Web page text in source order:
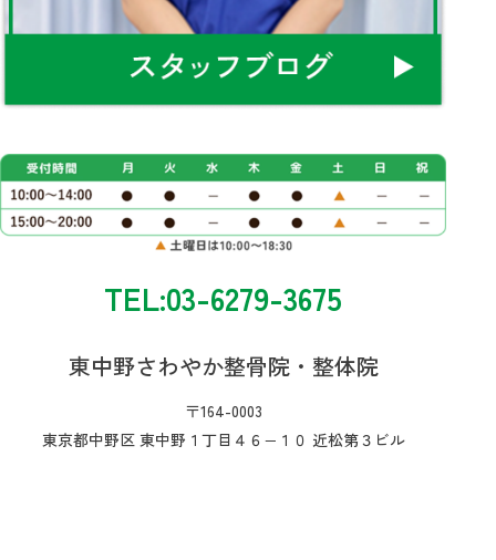
TEL:03-6279-3675
東中野さわやか整骨院・整体院
〒164-0003
東京都中野区 東中野１丁目４６−１０ 近松第３ビル